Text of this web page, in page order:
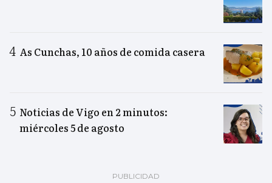
As Cunchas, 10 años de comida casera
Noticias de Vigo en 2 minutos:
miércoles 5 de agosto